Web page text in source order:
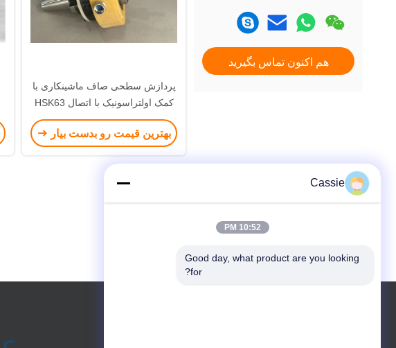
هم اکنون تماس بگیرید
پردازش سطحی صاف ماشینکاری با
کمک اولتراسونیک با اتصال HSK63
بهترین قیمت رو بدست بیار
Cassie
10:52 PM
Good day, what product are you looking
for?